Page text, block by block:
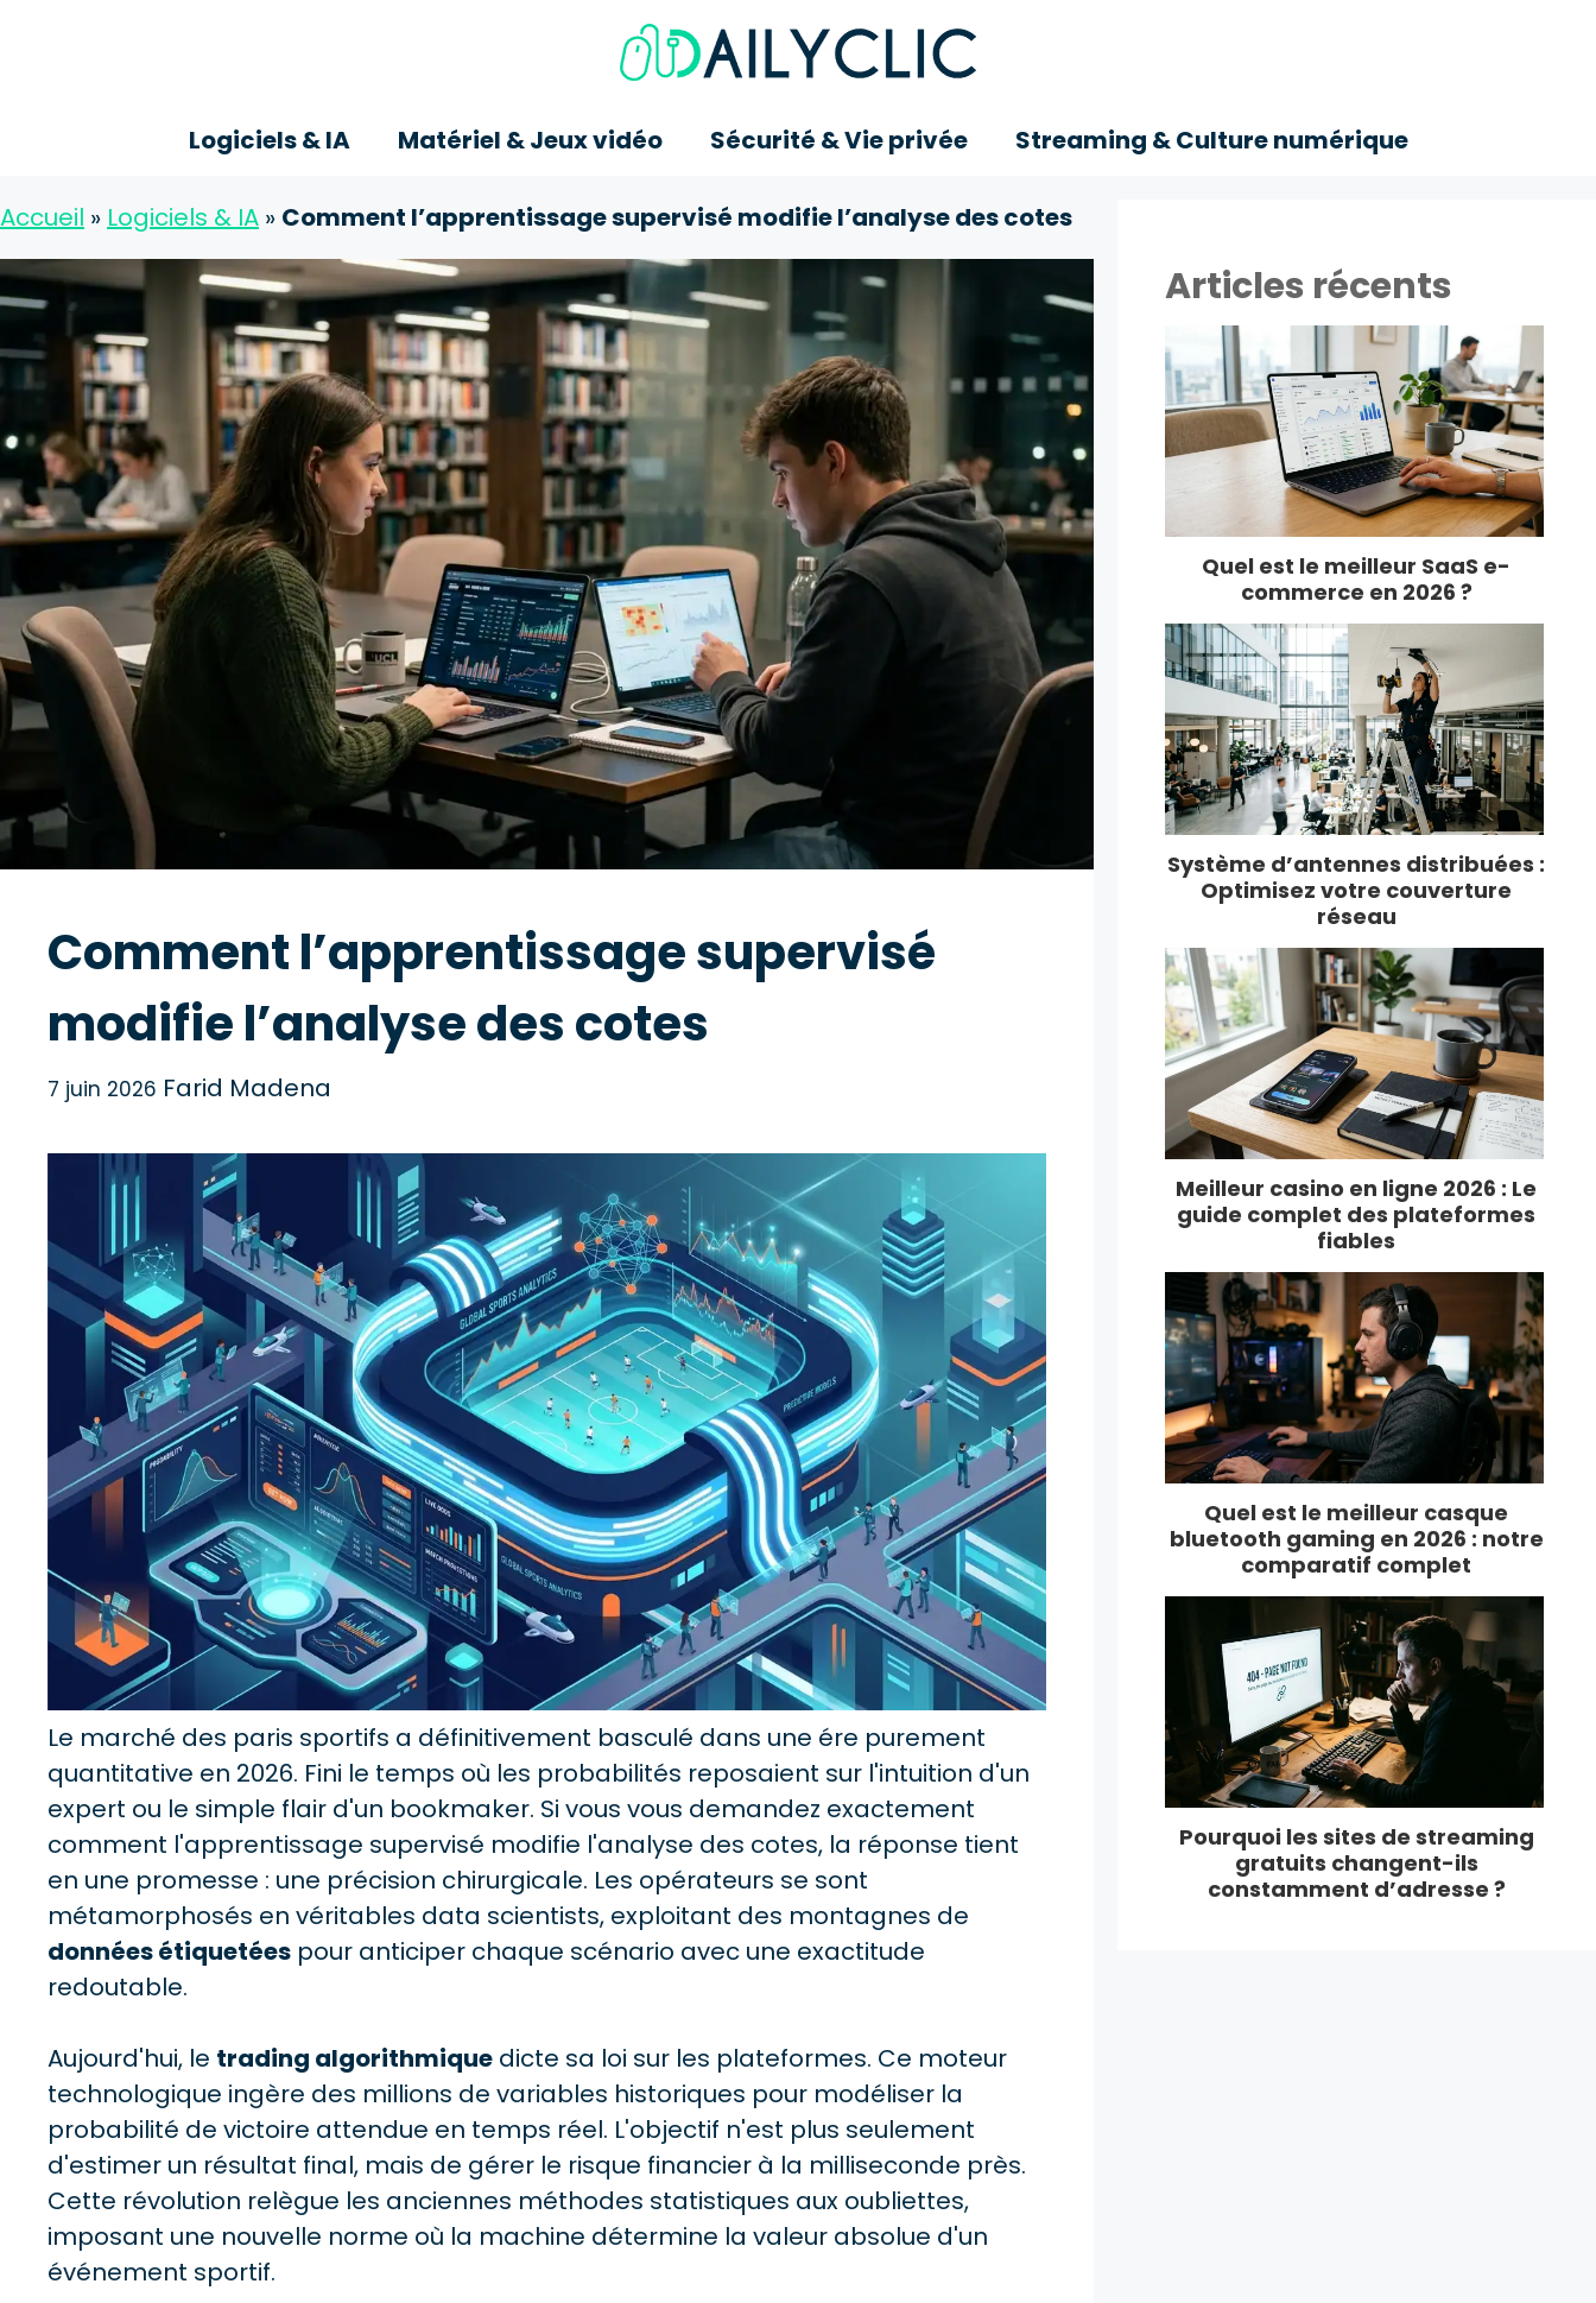
Logiciels & IA
Matériel & Jeux vidéo Sécurité & Vie privée Streaming & Culture numérique
Accueil » Logiciels & IA » Comment l’apprentissage supervisé modifie l’analyse des cotes
Comment l’apprentissage supervisé
modifie l’analyse des cotes
7 juin 2026 Farid Madena
Le marché des paris sportifs a définitivement basculé dans une ére purement
quantitative en 2026. Fini le temps où les probabilités reposaient sur l'intuition d'un
expert ou le simple flair d'un bookmaker. Si vous vous demandez exactement
comment l'apprentissage supervisé modifie l'analyse des cotes, la réponse tient
en une promesse : une précision chirurgicale. Les opérateurs se sont
métamorphosés en véritables data scientists, exploitant des montagnes de
données étiquetées pour anticiper chaque scénario avec une exactitude
redoutable.
Aujourd'hui, le trading algorithmique dicte sa loi sur les plateformes. Ce moteur
technologique ingère des millions de variables historiques pour modéliser la
probabilité de victoire attendue en temps réel. L'objectif n'est plus seulement
d'estimer un résultat final, mais de gérer le risque financier à la milliseconde près.
Cette révolution relègue les anciennes méthodes statistiques aux oubliettes,
imposant une nouvelle norme où la machine détermine la valeur absolue d'un
événement sportif.
Articles récents
Quel est le meilleur SaaS e-
commerce en 2026 ?
Système d’antennes distribuées :
Optimisez votre couverture
réseau
Meilleur casino en ligne 2026 : Le
guide complet des plateformes
fiables
Quel est le meilleur casque
bluetooth gaming en 2026 : notre
comparatif complet
Pourquoi les sites de streaming
gratuits changent-ils
constamment d’adresse ?